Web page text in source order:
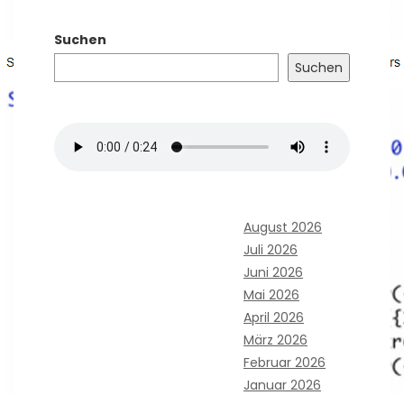
Suchen
Suchen
August 2026
Juli 2026
Juni 2026
Mai 2026
April 2026
März 2026
Februar 2026
Januar 2026